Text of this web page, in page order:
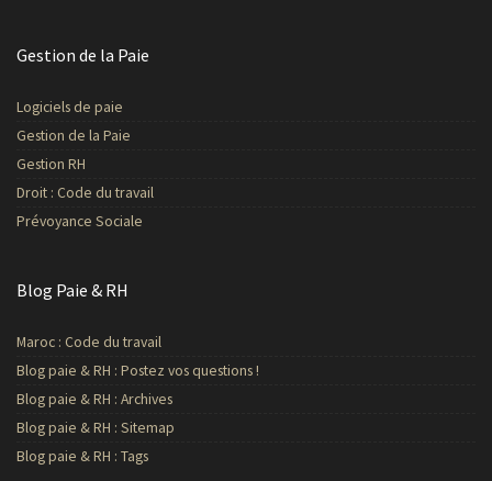
Gestion de la Paie
Logiciels de paie
Gestion de la Paie
Gestion RH
Droit : Code du travail
Prévoyance Sociale
Blog Paie & RH
Maroc : Code du travail
Blog paie & RH : Postez vos questions !
Blog paie & RH : Archives
Blog paie & RH : Sitemap
Blog paie & RH : Tags